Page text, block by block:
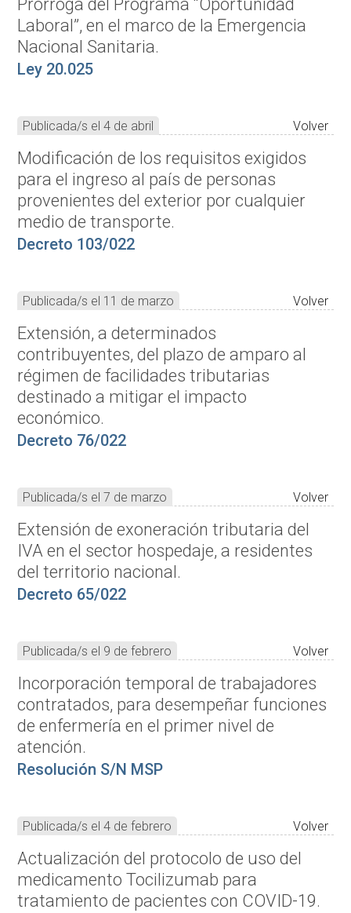
Prórroga del Programa “Oportunidad
Laboral”, en el marco de la Emergencia
Nacional Sanitaria.
Ley 20.025
Publicada/s el 4 de abril Volver
Modificación de los requisitos exigidos
para el ingreso al país de personas
provenientes del exterior por cualquier
medio de transporte.
Decreto 103/022
Publicada/s el 11 de marzo Volver
Extensión, a determinados
contribuyentes, del plazo de amparo al
régimen de facilidades tributarias
destinado a mitigar el impacto
económico.
Decreto 76/022
Publicada/s el 7 de marzo Volver
Extensión de exoneración tributaria del
IVA en el sector hospedaje, a residentes
del territorio nacional.
Decreto 65/022
Publicada/s el 9 de febrero Volver
Incorporación temporal de trabajadores
contratados, para desempeñar funciones
de enfermería en el primer nivel de
atención.
Resolución S/N MSP
Publicada/s el 4 de febrero Volver
Actualización del protocolo de uso del
medicamento Tocilizumab para
tratamiento de pacientes con COVID-19.